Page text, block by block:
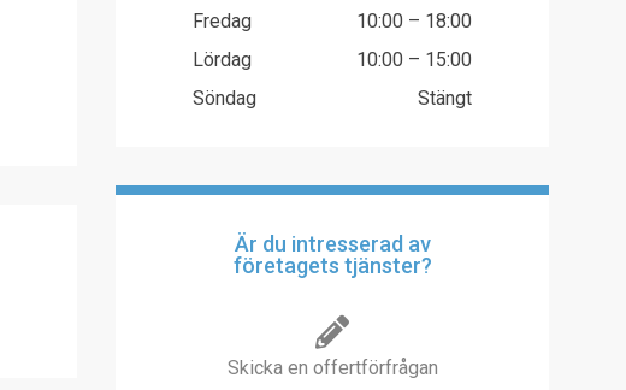
Fredag
10:00 – 18:00
Lördag
10:00 – 15:00
Söndag
Stängt
Är du intresserad av
företagets tjänster?
Skicka en offertförfrågan